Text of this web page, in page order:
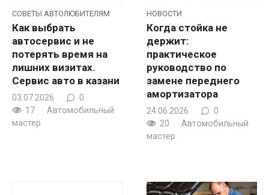
CОВЕТЫ АВТОЛЮБИТЕЛЯМ
Как выбрать
автосервис и не
потерять время на
лишних визитах.
Сервис авто в казани
03.07.2026
0
17
Автомобильный
мастер
НОВОСТИ
Когда стойка не
держит:
практическое
руководство по
замене переднего
амортизатора
24.06.2026
0
20
Автомобильный
мастер